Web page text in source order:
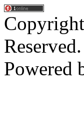
Reserved.
Powered